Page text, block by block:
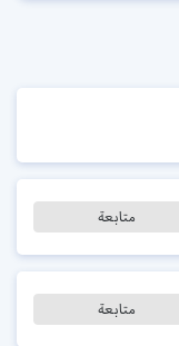
متابعة
متابعة